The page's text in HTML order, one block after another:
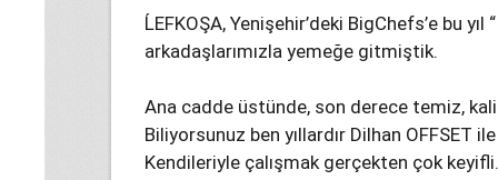
ĹEFKOŞA, Yenişehir’deki BigChefs’e bu yıl
arkadaşlarımızla yemeğe gitmiştik.
Ana cadde üstünde, son derece temiz,
Biliyorsunuz ben yıllardır Dilhan OFFSET
Kendileriyle çalışmak gerçekten çok